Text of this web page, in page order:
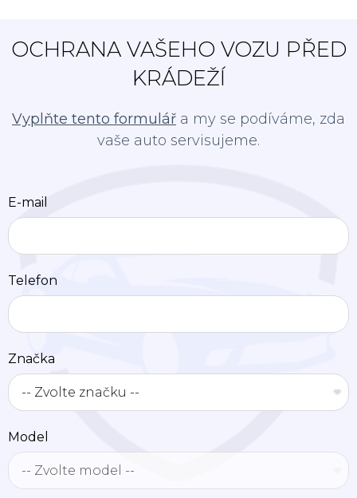
OCHRANA VAŠEHO VOZU PŘED
KRÁDEŽÍ
Vyplňte tento formulář a my se podíváme, zda
vaše auto servisujeme.
E-mail
Telefon
Značka
Model